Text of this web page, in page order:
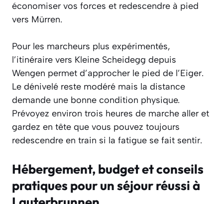
économiser vos forces et redescendre à pied
vers Mürren.
Pour les marcheurs plus expérimentés,
l’itinéraire vers Kleine Scheidegg depuis
Wengen permet d’approcher le pied de l’Eiger.
Le dénivelé reste modéré mais la distance
demande une bonne condition physique.
Prévoyez environ trois heures de marche aller et
gardez en tête que vous pouvez toujours
redescendre en train si la fatigue se fait sentir.
Hébergement, budget et conseils
pratiques pour un séjour réussi à